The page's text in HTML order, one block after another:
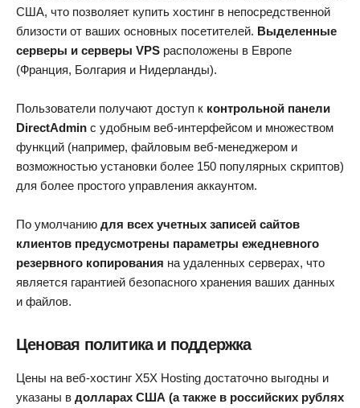
США, что позволяет купить хостинг в непосредственной
близости от ваших основных посетителей. Выделенные
серверы и серверы VPS расположены в Европе
(Франция, Болгария и Нидерланды).
Пользователи получают доступ к контрольной панели
DirectAdmin с удобным веб-интерфейсом и множеством
функций (например, файловым веб-менеджером и
возможностью установки более 150 популярных скриптов)
для более простого управления аккаунтом.
По умолчанию для всех учетных записей сайтов
клиентов предусмотрены параметры ежедневного
резервного копирования на удаленных серверах, что
является гарантией безопасного хранения ваших данных
и файлов.
Ценовая политика и поддержка
Цены на веб-хостинг X5X Hosting достаточно выгодны и
указаны в долларах США (а также в российских рублях